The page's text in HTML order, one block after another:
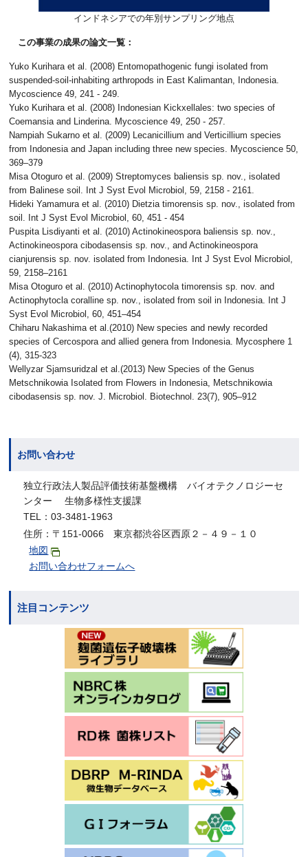
インドネシアでの年別サンプリング地点
この事業の成果の論文一覧：
Yuko Kurihara et al. (2008) Entomopathogenic fungi isolated from
suspended-soil-inhabiting arthropods in East Kalimantan, Indonesia.
Mycoscience 49, 241 - 249.
Yuko Kurihara et al. (2008) Indonesian Kickxellales: two species of
Coemansia and Linderina. Mycoscience 49, 250 - 257.
Nampiah Sukarno et al. (2009) Lecanicillium and Verticillium species
from Indonesia and Japan including three new species. Mycoscience 50,
369–379
Misa Otoguro et al. (2009) Streptomyces baliensis sp. nov., isolated
from Balinese soil. Int J Syst Evol Microbiol, 59, 2158 - 2161.
Hideki Yamamura et al. (2010) Dietzia timorensis sp. nov., isolated from
soil. Int J Syst Evol Microbiol, 60, 451 - 454
Puspita Lisdiyanti et al. (2010) Actinokineospora baliensis sp. nov.,
Actinokineospora cibodasensis sp. nov., and Actinokineospora
cianjurensis sp. nov. isolated from Indonesia. Int J Syst Evol Microbiol,
59, 2158–2161
Misa Otoguro et al. (2010) Actinophytocola timorensis sp. nov. and
Actinophytocla coralline sp. nov., isolated from soil in Indonesia. Int J
Syst Evol Microbiol, 60, 451–454
Chiharu Nakashima et al.(2010) New species and newly recorded
species of Cercospora and allied genera from Indonesia. Mycosphere 1
(4), 315-323
Wellyzar Sjamsuridzal et al.(2013) New Species of the Genus
Metschnikowia Isolated from Flowers in Indonesia, Metschnikowia
cibodasensis sp. nov. J. Microbiol. Biotechnol. 23(7), 905–912
お問い合わせ
独立行政法人製品評価技術基盤機構 バイオテクノロジーセ
ンター 生物多様性支援課
TEL：03-3481-1963
住所：〒151-0066 東京都渋谷区西原２－４９－１０
地図
お問い合わせフォームへ
注目コンテンツ